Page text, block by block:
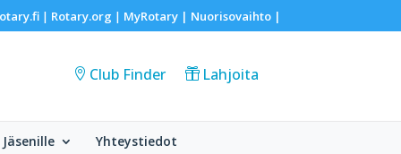
| Rotary.org | MyRotary | Nuorisovaihto|
Club Finder Lahjoita
Jäsenille Yhteystiedot